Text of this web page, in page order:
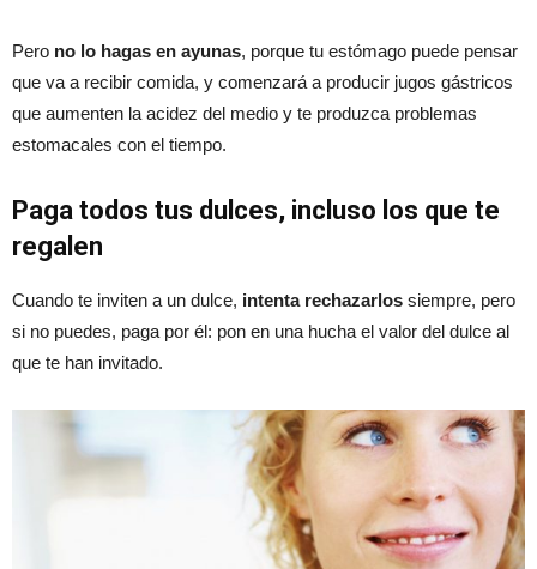
Pero no lo hagas en ayunas, porque tu estómago puede pensar
que va a recibir comida, y comenzará a producir jugos gástricos
que aumenten la acidez del medio y te produzca problemas
estomacales con el tiempo.
Paga todos tus dulces, incluso los que te
regalen
Cuando te inviten a un dulce, intenta rechazarlos siempre, pero
si no puedes, paga por él: pon en una hucha el valor del dulce al
que te han invitado.